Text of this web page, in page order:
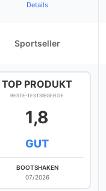
Details
Sportseller
TOP PRODUKT
BESTE-TESTSIEGER.DE
1,8
GUT
BOOTSHAKEN
07/2026